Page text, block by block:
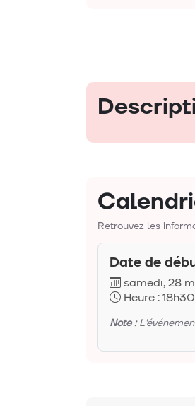
Retrouvez les
Date de
samedi, 28
Heure : 18h30
Note :